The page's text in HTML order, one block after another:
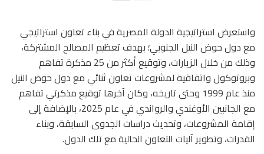
واستعرض استراتيجية الدولة المصرية في بناء تعاون استراتيجي
مع دول حوض النيل الجنوبي؛ بهدف تعظيم المصالح المشتركة،
وذلك من خلال الزيارات، وتوقيع أكثر من 25 مذكرة تفاهم
وبروتوكول واتفاقية لمشروعات تعاون ثنائي مع دول حوض النيل
منذ عام 1999 وحتى تاريخه، وكان آخرها توقيع مذكرتي تفاهم
مع الجانبين الأوغندي والرواندي في عام 2025، بالإضافة إلى
إقامة المشروعات، وتحديث دراسات الجدوى السابقة، وبناء
القدرات، وتطوير آليات التعاون الحالية مع تلك الدول.